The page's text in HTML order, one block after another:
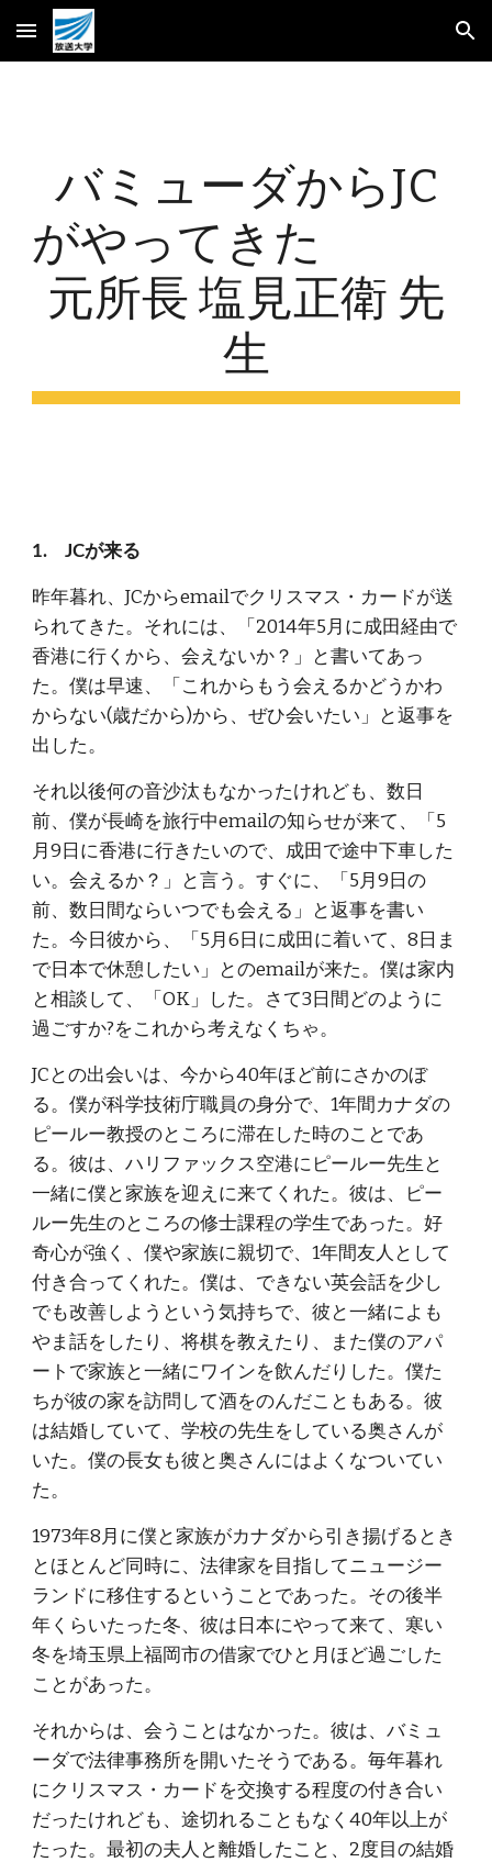
Skip to main content Skip to navigation
バミューダからJC
がやってきた
元所長 塩見正衛 先
生
1.    JCが来る
昨年暮れ、JCからemailでクリスマス・カードが送
られてきた。それには、「2014年5月に成田経由で
香港に行くから、会えないか？」と書いてあっ
た。僕は早速、「これからもう会えるかどうかわ
からない(歳だから)から、ぜひ会いたい」と返事を
出した。
それ以後何の音沙汰もなかったけれども、数日
前、僕が長崎を旅行中emailの知らせが来て、「5
月9日に香港に行きたいので、成田で途中下車した
い。会えるか？」と言う。すぐに、「5月9日の
前、数日間ならいつでも会える」と返事を書い
た。今日彼から、「5月6日に成田に着いて、8日ま
で日本で休憩したい」とのemailが来た。僕は家内
と相談して、「OK」した。さて3日間どのように
過ごすか?をこれから考えなくちゃ。
JCとの出会いは、今から40年ほど前にさかのぼ
る。僕が科学技術庁職員の身分で、1年間カナダの
ピールー教授のところに滞在した時のことであ
る。彼は、ハリファックス空港にピールー先生と
一緒に僕と家族を迎えに来てくれた。彼は、ピー
ルー先生のところの修士課程の学生であった。好
奇心が強く、僕や家族に親切で、1年間友人として
付き合ってくれた。僕は、できない英会話を少し
でも改善しようという気持ちで、彼と一緒によも
やま話をしたり、将棋を教えたり、また僕のアパ
ートで家族と一緒にワインを飲んだりした。僕た
ちが彼の家を訪問して酒をのんだこともある。彼
は結婚していて、学校の先生をしている奥さんが
いた。僕の長女も彼と奥さんにはよくなついてい
た。
1973年8月に僕と家族がカナダから引き揚げるとき
とほとんど同時に、法律家を目指してニュージー
ランドに移住するということであった。その後半
年くらいたった冬、彼は日本にやって来て、寒い
冬を埼玉県上福岡市の借家でひと月ほど過ごした
ことがあった。
それからは、会うことはなかった。彼は、バミュ
ーダで法律事務所を開いたそうである。毎年暮れ
にクリスマス・カードを交換する程度の付き合い
だったけれども、途切れることもなく40年以上が
たった。最初の夫人と離婚したこと、2度目の結婚